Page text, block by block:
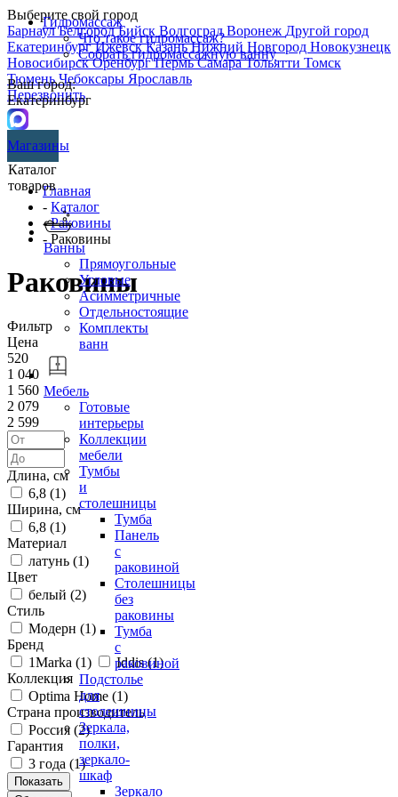
Выберите свой город
БарнаулБелгородБийск ВолгоградВоронеж Другой город
ЕкатеринбургИжевскКазаньНижний Новгород Новокузнецк
НовосибирскОренбургПермьСамараТольятти Томск
ТюменьЧебоксары Ярославль
Перезвонить
Гидромассаж
Что такое гидромассаж?
Собрать гидромассажную ванну
Ваш город:
Екатеринбург
Магазины
Каталог
товаров
Ванны
Прямоугольные
Угловые
Асимметричные
Отдельностоящие
Комплекты
ванн
Мебель
Готовые
интерьеры
Коллекции
мебели
Тумбы
и
столешницы
Тумба
Панель
с
раковиной
Столешницы
без
раковины
Тумба
с
раковиной
Подстолье
для
столешницы
Зеркала,
полки,
зеркало-
шкаф
Зеркало
Главная
- Каталог
-Раковины
- Раковины
Раковины
Фильтр
Цена
520
1 040
1 560
2 079
2 599
Длина, см
6,8 (1)
Ширина, см
6,8 (1)
Материал
латунь (1)
Цвет
белый (2)
Стиль
Модерн (1)
Бренд
1Marka (1) Iddis (1)
Коллекция
Optima Home (1)
Страна производитель
Россия (2)
Гарантия
3 года (1)